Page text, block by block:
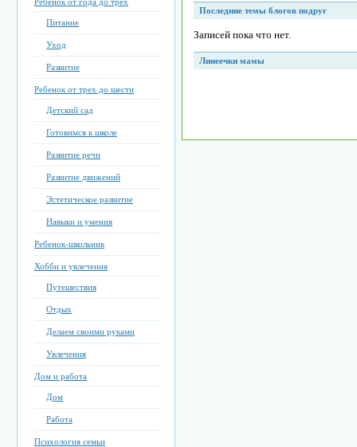
Питание
Уход
Развитие
Ребенок от трех до шести
Детский сад
Готовимся к школе
Развитие речи
Развитие движений
Эстетическое развитие
Навыки и умения
Ребенок-школьник
Хобби и увлечения
Путешествия
Отдых
Делаем своими руками
Увлечения
Дом и работа
Дом
Работа
Психология семьи
Последние темы блогов подруг
Записей пока что нет.
Линеечки мамы